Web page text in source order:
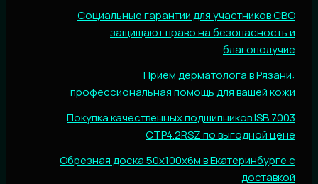
Социальные гарантии для участников СВО
защищают право на безопасность и
благополучие
Прием дерматолога в Рязани:
профессиональная помощь для вашей кожи
Покупка качественных подшипников ISB 7003
CTP4.2RSZ по выгодной цене
Обрезная доска 50х100х6м в Екатеринбурге с
доставкой